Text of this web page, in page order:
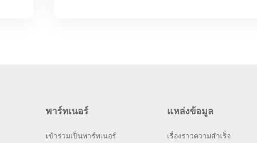
พาร์ทเนอร์
เข้าร่วมเป็นพาร์ทเนอร์
แหล่งข้อมูล
เรื่องราวความสำเร็จ